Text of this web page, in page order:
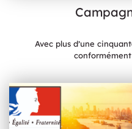
Avec plus d’une